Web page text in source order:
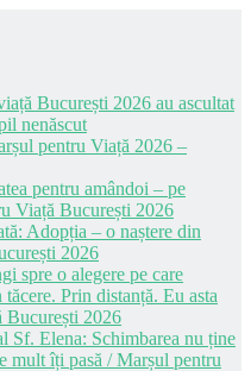
București 2026 au ascultat
nenăscut
pentru Viață 2026 –
pentru amândoi – pe
Viață București 2026
Adopția – o naștere din
2026
spre o alegere pe care
Prin distanță. Eu asta
București 2026
Sf. Elena: Schimbarea nu ține
mult îți pasă / Marșul pentru